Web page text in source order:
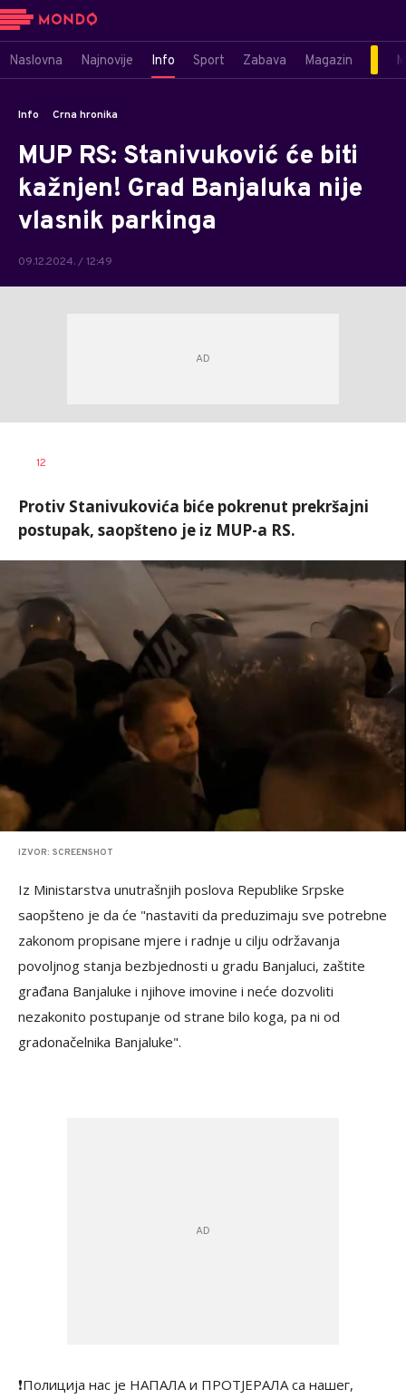
Naslovna Najnovije Info Sport Zabava Magazin
Info Crna hronika
MUP RS: Stanivuković će biti
kažnjen! Grad Banjaluka nije
vlasnik parkinga
09.12.2024. / 12:49
AUTOR
12
Protiv Stanivukovića biće pokrenut prekršajni
postupak, saopšteno je iz MUP-a RS.
IZVOR: SCREENSHOT
Iz Ministarstva unutrašnjih poslova Republike Srpske
saopšteno je da će "nastaviti da preduzimaju sve potrebne
zakonom propisane mjere i radnje u cilju održavanja
povoljnog stanja bezbjednosti u gradu Banjaluci, zaštite
građana Banjaluke i njihove imovine i neće dozvoliti
nezakonito postupanje od strane bilo koga, pa ni od
gradonačelnika Banjaluke".
❗️Полиција нас је НАПАЛА и ПРОТЈЕРАЛА са нашег,